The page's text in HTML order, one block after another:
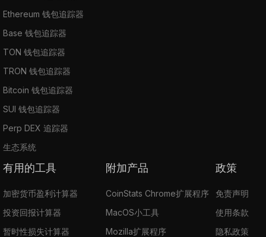
Ethereum 钱包追踪器
Base 钱包追踪器
TON 钱包追踪器
TRON 钱包追踪器
Bitcoin 钱包追踪器
SUI 钱包追踪器
Perp DEX 追踪器
生态系统
有用的工具
加密货币盈利计算器
投资回报计算器
暂时性损失计算器
附加产品
CoinStats Chrome扩展程序
MacOS小工具
Mozilla扩展程序
政策
免责声明
使用条款
隐私政策